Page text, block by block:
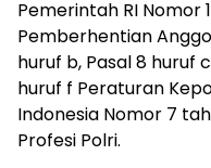
Pemerintah RI Nomor
Pemberhentian
huruf b, Pasal 8 huruf
huruf f Peraturan
Indonesia Nomor 7
Profesi Polri.